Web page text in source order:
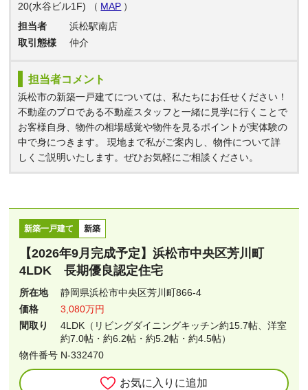
20(水谷ビル1F) （ MAP ）
担当者
浜松駅南店
取引態様
仲介
担当者コメント
浜松市の新築一戸建てについては、私たちにお任せください！
不動産のプロである不動産スタッフと一緒に見学に行くことで
お客様自身、物件の相場感覚や物件を見るポイントが実体験の
中で身につきます。 現地まで私がご案内し、物件について詳
しくご説明いたします。ぜひお気軽にご相談ください。
新築一戸建て 新築
【2026年9月完成予定】浜松市中央区芳川町
4LDK 長期優良認定住宅
所在地
静岡県浜松市中央区芳川町866-4
価格
3,080万円
間取り
4LDK（リビングダイニングキッチン約15.7帖、洋室
約7.0帖・約6.2帖・約5.2帖・約4.5帖）
物件番号 N-332470
お気に入りに追加